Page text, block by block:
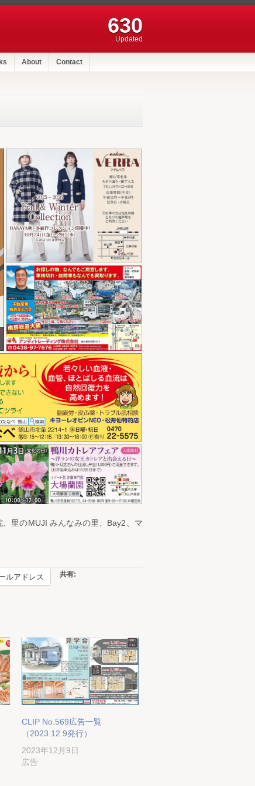
630
Updated
About Contact
里のMUJI みんなみの里、Bay2、マ
共有:
ルアドレス
CLIP No.569広告一覧
（2023.12.9発行）
2023年12月9日
広告